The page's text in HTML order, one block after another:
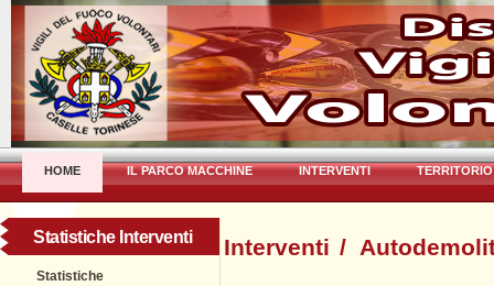
HOME IL PARCO MACCHINE INTERVENTI TERRITORIO
Statistiche Interventi
Statistiche
Interventi /